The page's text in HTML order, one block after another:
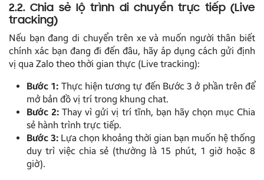
2.2. Chia sẻ lộ trình di chuyển trực tiếp (Live
tracking)
Nếu bạn đang di chuyển trên xe và muốn người thân biết
chính xác bạn đang đi đến đâu, hãy áp dụng cách gửi định
vị qua Zalo theo thời gian thực (Live tracking):
Bước 1: Thực hiện tương tự đến Bước 3 ở phần trên để
mở bản đồ vị trí trong khung chat.
Bước 2: Thay vì gửi vị trí tĩnh, bạn hãy chọn mục Chia
sẻ hành trình trực tiếp.
Bước 3: Lựa chọn khoảng thời gian bạn muốn hệ thống
duy trì việc chia sẻ (thường là 15 phút, 1 giờ hoặc 8
giờ).